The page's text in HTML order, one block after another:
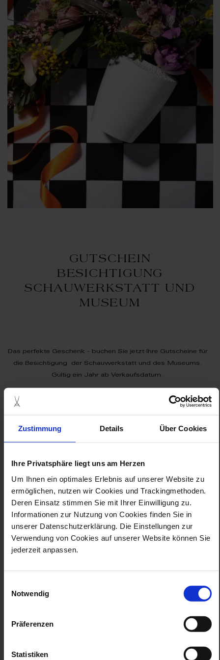
Zustimmung Details Über Cookies
Ihre Privatsphäre liegt uns am Herzen
Um Ihnen ein optimales Erlebnis auf unserer Website zu
ermöglichen, nutzen wir Cookies und Trackingmethoden.
Deren Einsatz stimmen Sie mit Ihrer Einwilligung zu.
Informationen zur Nutzung von Cookies finden Sie in
unserer Datenschutzerklärung. Die Einstellungen zur
Verwendung von Cookies auf unserer Website können Sie
jederzeit anpassen.
Notwendig
Präferenzen
Statistiken
GUTSCHEIN
BESICHTIGUNG
SCHAUWERKSTATT UND
MUSEUM
Das perfekte Geschenk - buchen Sie jetzt Ihre Gutscheine für
die Besichtigung der Schauwerkstatt und des Museums.
Gültig ein Jahr ab Verkaufsdatum.
Erlebniswelt MEISSEN ohne weitere Voranmeldung.
gutschein
schauwerkstatt und
museum
Das perfekte Geschenk - buchen Sie jetzt Ihre Gutscheine
für die Besichtigung der Schauwerkstatt und des Museums.